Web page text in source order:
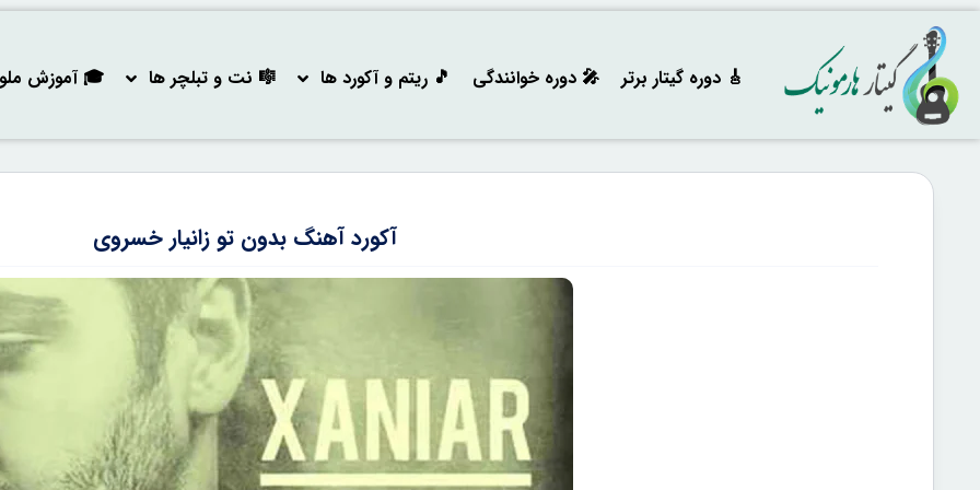
🎸 دوره‌ گیتار برتر 🎤 دوره خوانندگی 🎵 ریتم و آکورد ها 🎼 نت و تبلچر ها 🎓 آموزش
آکورد آهنگ بدون تو زانیار خسروی